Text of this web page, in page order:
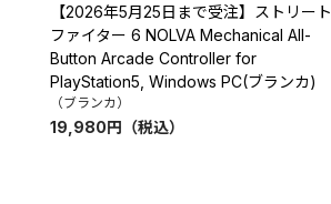
【2026年5月25日まで受注】ストリート
ファイター 6 NOLVA Mechanical All-
Button Arcade Controller for
PlayStation5, Windows PC(ブランカ)
（ブランカ）
19,980円 （税込）